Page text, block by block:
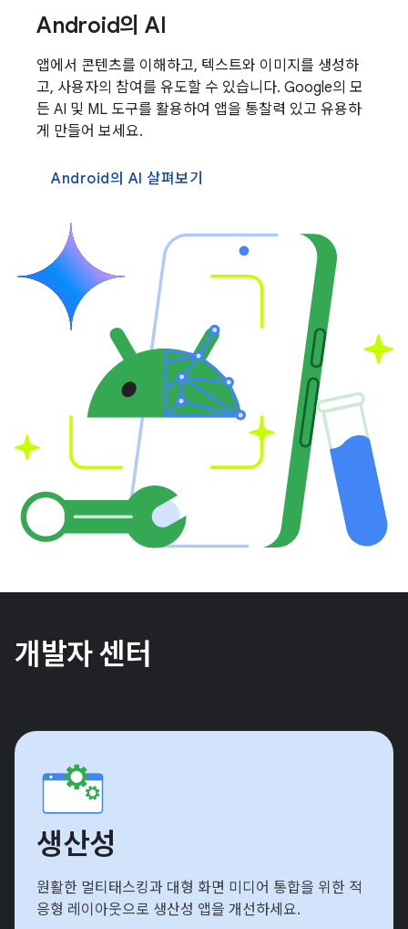
Android의 AI
앱에서 콘텐츠를 이해하고, 텍스트와 이미지를 생성하
고, 사용자의 참여를 유도할 수 있습니다. Google의 모
든 AI 및 ML 도구를 활용하여 앱을 통찰력 있고 유용하
게 만들어 보세요.
Android의 AI 살펴보기
개발자 센터
생산성
원활한 멀티태스킹과 대형 화면 미디어 통합을 위한 적
응형 레이아웃으로 생산성 앱을 개선하세요.